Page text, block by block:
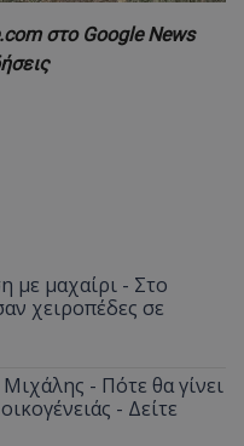
στο Google News
με μαχαίρι - Στο
χειροπέδες σε
- Πότε θα γίνει
- Δείτε